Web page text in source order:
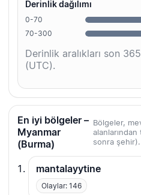
Derinlik dağılımı
0-70
70-300
Derinlik aralıkları son
(UTC).
En iyi bölgeler –
Myanmar
(Burma)
Bölgeler,
sonra şehir).
mantalayytine
Olaylar: 146